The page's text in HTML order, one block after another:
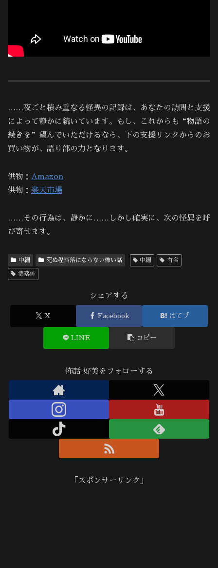
……夜ごと積み重なる怪異の記録は、あなたの訪問と支援
によって静かに続いています。もし、これからも“物語の
続きを”望んでいただけるなら、下の支援リンクからのお
買い物が、語り部の力となります。
供物： Amazon
供物： 楽天市場
……その行為は、静かに……しかし確実に、次の怪異を呼
び寄せます。
中編 死ぬ程洒落にならない怖い話 中編 有名
洒落怖
シェアする
X Facebook はてブ
LINE コピー
怖話 好美をフォローする
「スポンサーリンク」